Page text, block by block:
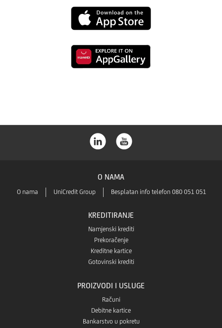
Play
App
Store
Huawei
O NAMA
O nama UniCredit Group Besplatan info telefon 080 051 051
KREDITIRANJE
Namjenski krediti
Prekoračenje
Kreditne kartice
Gotovinski krediti
PROIZVODI I USLUGE
Računi
Debitne kartice
Bankarstvo u pokretu